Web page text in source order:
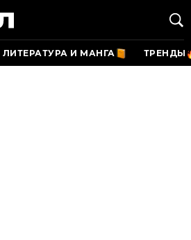
ЛИТЕРАТУРА И МАНГА ТРЕНДЫ